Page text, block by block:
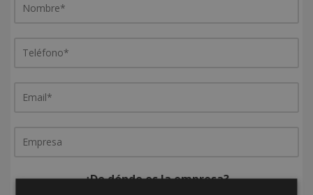
¿De dónde es la empresa?